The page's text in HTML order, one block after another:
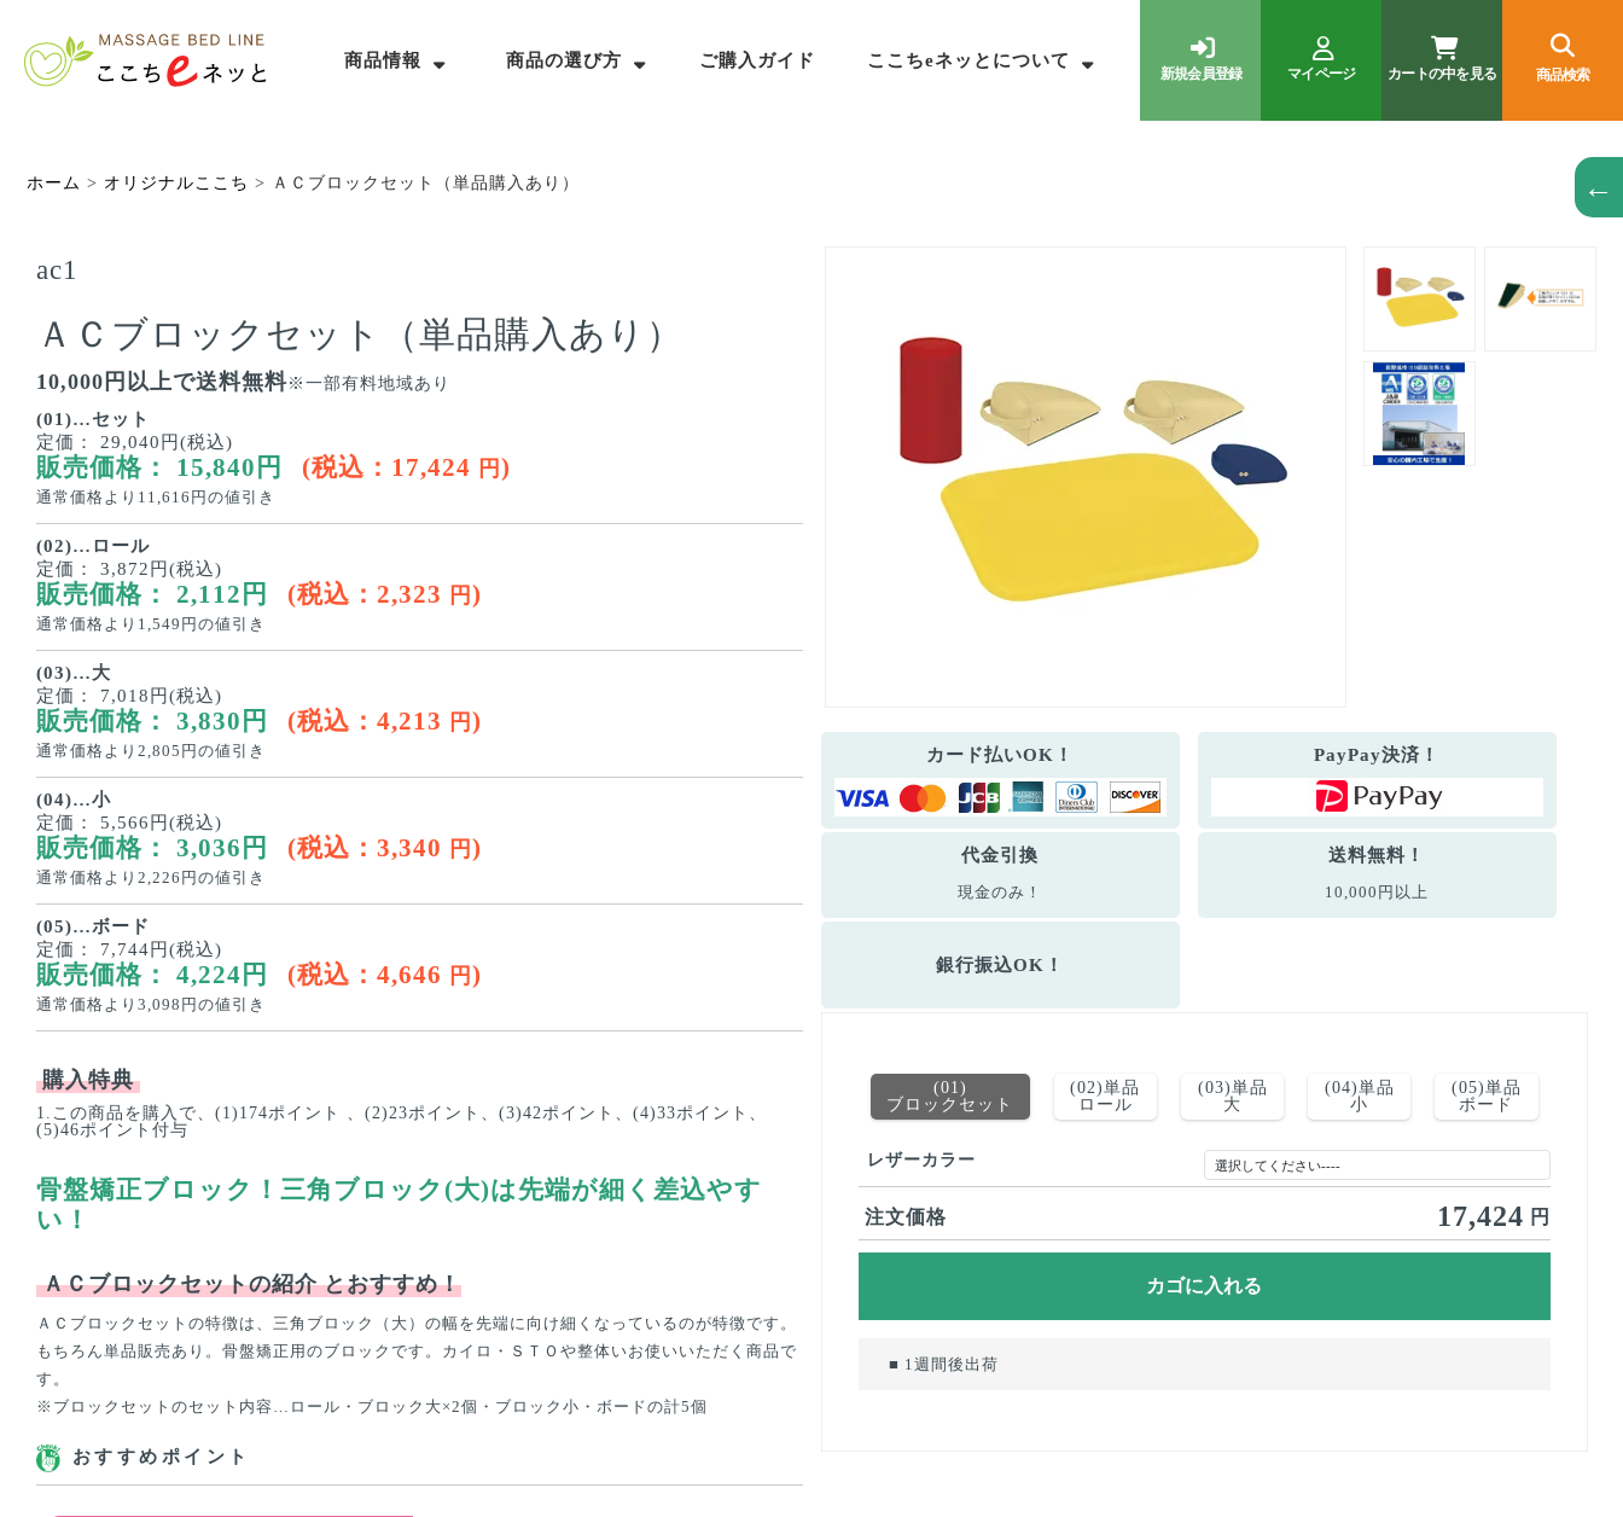
商品情報 商品の選び方 ご購入ガイド ここちeネッとについて
新規会員登録 マイページ カートの中を見る 商品検索
←
ホーム > オリジナルここち > ＡＣブロックセット（単品購入あり）
ac1
ＡＣブロックセット（単品購入あり）
10,000円以上で送料無料※一部有料地域あり
(01)…セット
定価：
29,040円(税込)
販売価格： 15,840 円 (税込： 17,424 円 )
通常価格より 11,616 円の値引き
(02)…ロール
定価：
3,872円(税込)
販売価格： 2,112 円 (税込： 2,323 円 )
通常価格より 1,549 円の値引き
(03)…大
定価：
7,018円(税込)
販売価格： 3,830 円 (税込： 4,213 円 )
通常価格より 2,805 円の値引き
(04)…小
定価：
5,566円(税込)
販売価格： 3,036 円 (税込： 3,340 円 )
通常価格より 2,226 円の値引き
(05)…ボード
定価：
7,744円(税込)
販売価格： 4,224 円 (税込： 4,646 円 )
通常価格より 3,098 円の値引き
購入特典
1.この商品を購入で、(1)174ポイント 、(2)23ポイント、(3)42ポイント、(4)33ポイント、
(5)46ポイント付与
骨盤矯正ブロック！三角ブロック(大)は先端が細く差込やす
い！
ＡＣブロックセットの紹介 とおすすめ！
ＡＣブロックセットの特徴は、三角ブロック（大）の幅を先端に向け細くなっているのが特徴です。
もちろん単品販売あり。骨盤矯正用のブロックです。カイロ・ＳＴＯや整体いお使いいただく商品で
す。
※ブロックセットのセット内容…ロール・ブロック大×2個・ブロック小・ボードの計5個
おすすめポイント
カード払いOK！ PayPay決済！
代金引換
現金のみ！
送料無料！
10,000円以上
銀行振込OK！
(01)
ブロックセット
(02)単品
ロール
(03)単品
大
(04)単品
小
(05)単品
ボード
レザーカラー
注文価格 17,424 円
■ 1週間後出荷